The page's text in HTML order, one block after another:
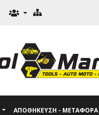
ΑΠΟΘΉΚΕΥΣΗ - ΜΕΤΑΦΟΡΆ